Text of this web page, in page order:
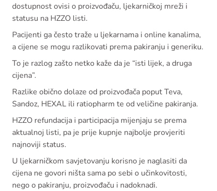
dostupnost ovisi o proizvođaču, ljekarničkoj mreži i
statusu na HZZO listi.
Pacijenti ga često traže u ljekarnama i online kanalima,
a cijene se mogu razlikovati prema pakiranju i generiku.
To je razlog zašto netko kaže da je “isti lijek, a druga
cijena”.
Razlike obično dolaze od proizvođača poput Teva,
Sandoz, HEXAL ili ratiopharm te od veličine pakiranja.
HZZO refundacija i participacija mijenjaju se prema
aktualnoj listi, pa je prije kupnje najbolje provjeriti
najnoviji status.
U ljekarničkom savjetovanju korisno je naglasiti da
cijena ne govori ništa sama po sebi o učinkovitosti,
nego o pakiranju, proizvođaču i nadoknadi.